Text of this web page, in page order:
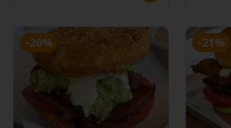
-20% -21%